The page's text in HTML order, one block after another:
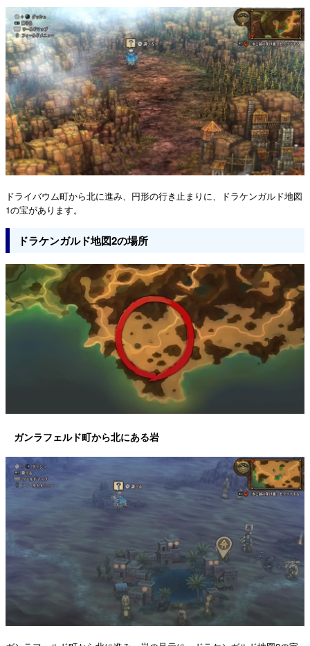
ドライバウム町から北に進み、円形の行き止まりに、ドラケンガルド地図
1の宝があります。
ドラケンガルド地図2の場所
ガンラフェルド町から北にある岩